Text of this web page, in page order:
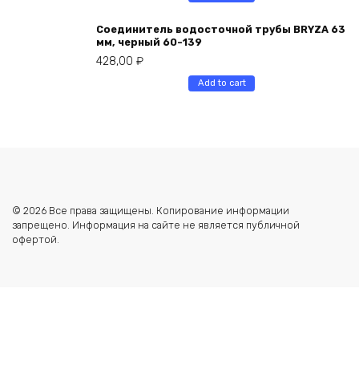
Соединитель водосточной трубы BRYZA 63
мм, черный 60-139
428,00 ₽
Add to cart
© 2026 Все права защищены. Копирование информации
запрещено. Информация на сайте не является публичной
офертой.